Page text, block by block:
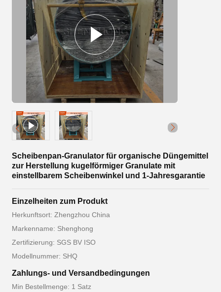
Scheibenpan-Granulator für organische Düngemittel
zur Herstellung kugelförmiger Granulate mit
einstellbarem Scheibenwinkel und 1-Jahresgarantie
Einzelheiten zum Produkt
Herkunftsort: Zhengzhou China
Markenname: Shenghong
Zertifizierung: SGS BV ISO
Modellnummer: SHQ
Zahlungs- und Versandbedingungen
Min Bestellmenge: 1 Satz